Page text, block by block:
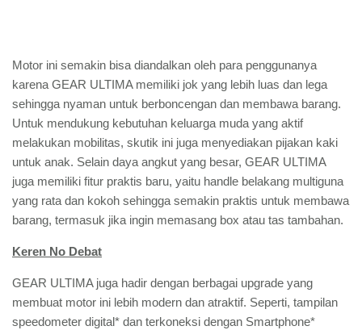
Motor ini semakin bisa diandalkan oleh para penggunanya
karena GEAR ULTIMA memiliki jok yang lebih luas dan lega
sehingga nyaman untuk berboncengan dan membawa barang.
Untuk mendukung kebutuhan keluarga muda yang aktif
melakukan mobilitas, skutik ini juga menyediakan pijakan kaki
untuk anak. Selain daya angkut yang besar, GEAR ULTIMA
juga memiliki fitur praktis baru, yaitu handle belakang multiguna
yang rata dan kokoh sehingga semakin praktis untuk membawa
barang, termasuk jika ingin memasang box atau tas tambahan.
Keren No Debat
GEAR ULTIMA juga hadir dengan berbagai upgrade yang
membuat motor ini lebih modern dan atraktif. Seperti, tampilan
speedometer digital* dan terkoneksi dengan Smartphone*